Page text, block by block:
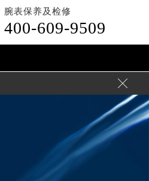
腕表保养及检修
400-609-9509
